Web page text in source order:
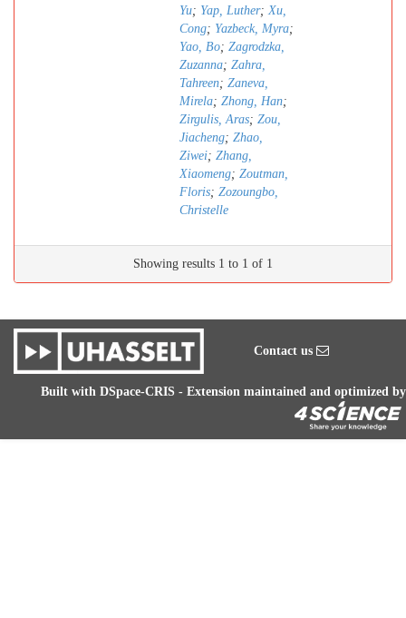
Yu; Yap, Luther;Xu,
Cong; Yazbeck, Myra;
Yao, Bo; Zagrodzka,
Zuzanna; Zahra,
Tahreen; Zaneva,
Mirela; Zhong, Han;
Zirgulis, Aras; Zou,
Jiacheng; Zhao,
Ziwei; Zhang,
Xiaomeng; Zoutman,
Floris; Zozoungbo,
Christelle
Showing results 1 to 1 of 1
Contact us
Built with DSpace-CRIS - Extension maintained and optimized by